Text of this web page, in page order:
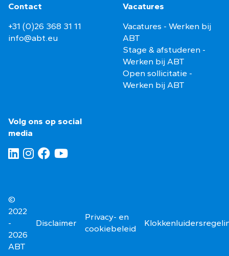
Contact
+31 (0)26 368 31 11
info@abt.eu
Vacatures
Vacatures - Werken bij
ABT
Stage & afstuderen -
Werken bij ABT
Open sollicitatie -
Werken bij ABT
Volg ons op social
media
©
2022
-
2026
ABT
Disclaimer
Privacy- en
cookiebeleid